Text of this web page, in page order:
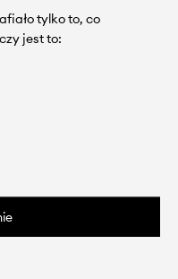
tylko to, co
jest to: